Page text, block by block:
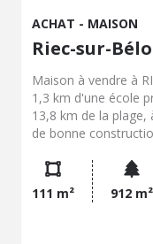
ACHAT - MAISON
Riec-sur-
Maison à vendre à
1,3 km d'une école
13,8 km de la plage,
de bonne
entourée d’un
possible sur un seul
rez-de-chaussée),
complet et d’un
111 m² 912 m²